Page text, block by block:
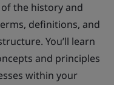
the history and
definitions, and
You’ll learn
and principles
within your